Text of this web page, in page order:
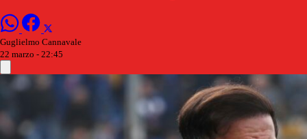
Guglielmo Cannavale
22 marzo - 22:45